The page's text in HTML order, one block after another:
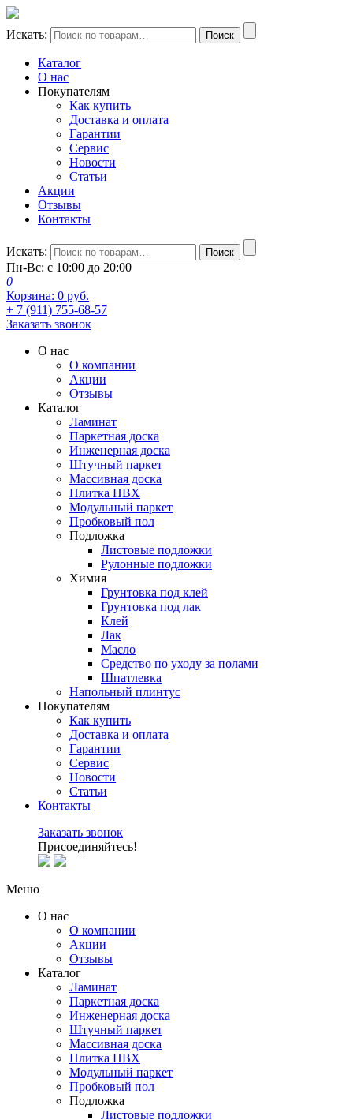
Искать: Поиск
Каталог
О нас
Покупателям
Как купить
Доставка и оплата
Гарантии
Сервис
Новости
Статьи
Акции
Отзывы
Контакты
Искать: Поиск
Пн-Вс: с 10:00 до 20:00
0
Корзина: 0 руб.
+ 7 (911) 755-68-57
Заказать звонок
О нас
О компании
Акции
Отзывы
Каталог
Ламинат
Паркетная доска
Инженерная доска
Штучный паркет
Массивная доска
Плитка ПВХ
Модульный паркет
Пробковый пол
Подложка
Листовые подложки
Рулонные подложки
Химия
Грунтовка под клей
Грунтовка под лак
Клей
Лак
Масло
Средство по уходу за полами
Шпатлевка
Напольный плинтус
Покупателям
Как купить
Доставка и оплата
Гарантии
Сервис
Новости
Статьи
Контакты
Заказать звонок
Присоединяйтесь!
Меню
О нас
О компании
Акции
Отзывы
Каталог
Ламинат
Паркетная доска
Инженерная доска
Штучный паркет
Массивная доска
Плитка ПВХ
Модульный паркет
Пробковый пол
Подложка
Листовые подложки